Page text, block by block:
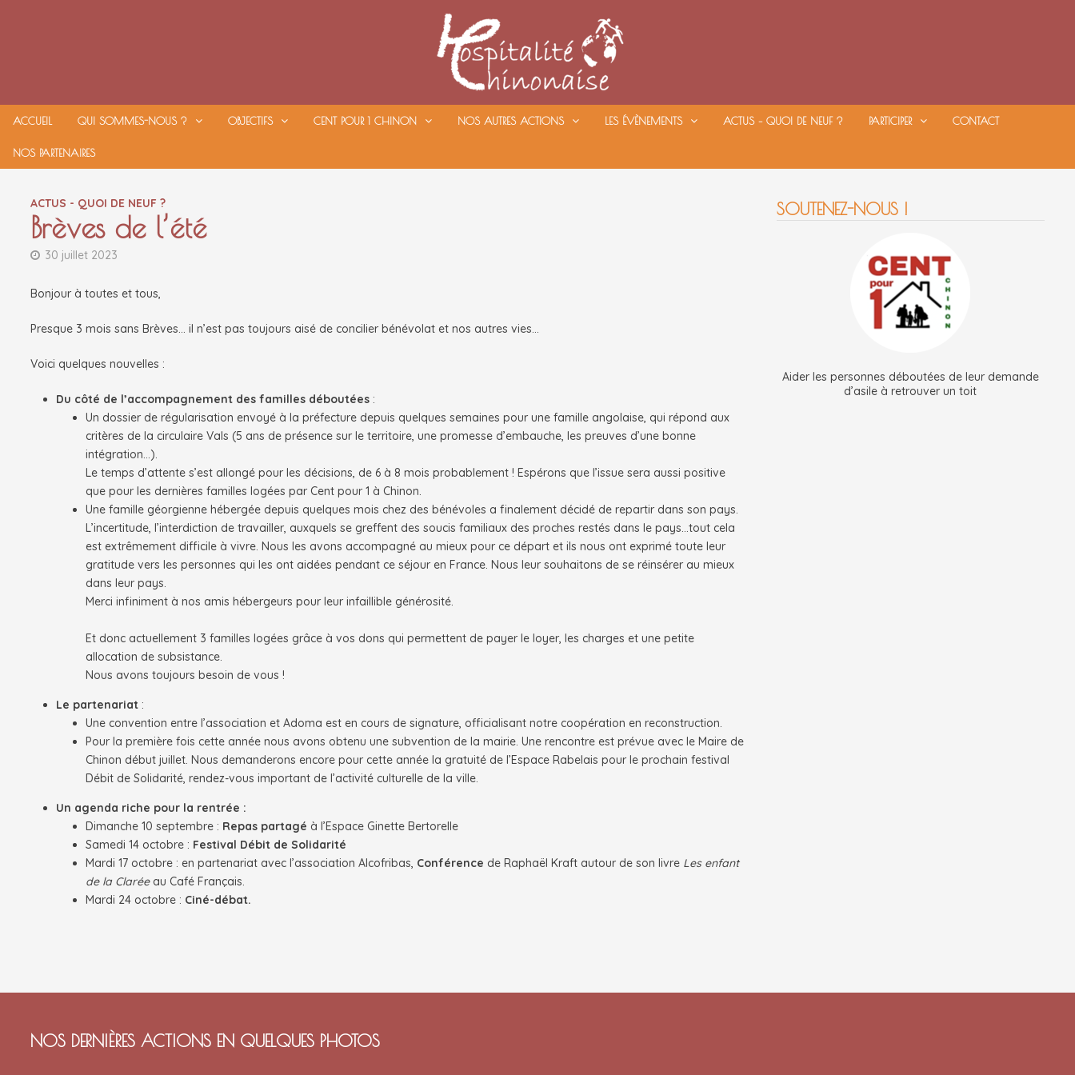
ACCUEIL QUI SOMMES-NOUS ? OBJECTIFS CENT POUR 1 CHINON NOS AUTRES ACTIONS LES ÉVÈNEMENTS ACTUS – QUOI DE NEUF ? PARTICIPER CONTACT
NOS PARTENAIRES
ACTUS - QUOI DE NEUF ?
Brèves de l’été
30 juillet 2023
Bonjour à toutes et tous,
Presque 3 mois sans Brèves… il n’est pas toujours aisé de concilier bénévolat et nos autres vies…
Voici quelques nouvelles :
Du côté de l’accompagnement des familles déboutées :
Un dossier de régularisation envoyé à la préfecture depuis quelques semaines pour une famille angolaise, qui répond aux
critères de la circulaire Vals (5 ans de présence sur le territoire, une promesse d’embauche, les preuves d’une bonne
intégration…).
Le temps d’attente s’est allongé pour les décisions, de 6 à 8 mois probablement ! Espérons que l’issue sera aussi positive
que pour les dernières familles logées par Cent pour 1 à Chinon.
Une famille géorgienne hébergée depuis quelques mois chez des bénévoles a finalement décidé de repartir dans son pays.
L’incertitude, l’interdiction de travailler, auxquels se greffent des soucis familiaux des proches restés dans le pays…tout cela
est extrêmement difficile à vivre. Nous les avons accompagné au mieux pour ce départ et ils nous ont exprimé toute leur
gratitude vers les personnes qui les ont aidées pendant ce séjour en France. Nous leur souhaitons de se réinsérer au mieux
dans leur pays.
Merci infiniment à nos amis hébergeurs pour leur infaillible générosité.
Et donc actuellement 3 familles logées grâce à vos dons qui permettent de payer le loyer, les charges et une petite
allocation de subsistance.
Nous avons toujours besoin de vous !
Le partenariat :
Une convention entre l’association et Adoma est en cours de signature, officialisant notre coopération en reconstruction.
Pour la première fois cette année nous avons obtenu une subvention de la mairie. Une rencontre est prévue avec le Maire de
Chinon début juillet. Nous demanderons encore pour cette année la gratuité de l’Espace Rabelais pour le prochain festival
Débit de Solidarité, rendez-vous important de l’activité culturelle de la ville.
Un agenda riche pour la rentrée :
Dimanche 10 septembre : Repas partagé à l’Espace Ginette Bertorelle
Samedi 14 octobre : Festival Débit de Solidarité
Mardi 17 octobre : en partenariat avec l’association Alcofribas, Conférence de Raphaël Kraft autour de son livre Les enfant
de la Claréeau Café Français.
Mardi 24 octobre : Ciné-débat.
SOUTENEZ-NOUS !
Aider les personnes déboutées de leur demande
d’asile à retrouver un toit
NOS DERNIÈRES ACTIONS EN QUELQUES PHOTOS